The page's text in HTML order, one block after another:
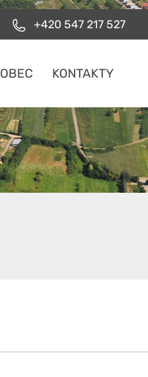
+420 547 217 527
OBEC KONTAKTY